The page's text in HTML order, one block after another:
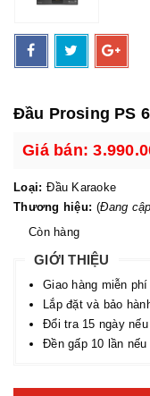
Đầu Prosing PS
Giá bán:
Loại: Đầu Karaoke
Thương hiệu: (Đang
Còn hàng
GIỚI THIỆU
Giao hàng miễn
Lắp đặt và bảo
Đổi tra 15 ngày
Đền gấp 10 lần nếu